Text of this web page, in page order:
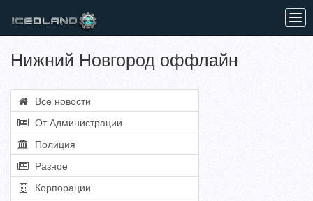
Нижний Новгород оффлайн
Все новости
От Администрации
Полиция
Разное
Корпорации